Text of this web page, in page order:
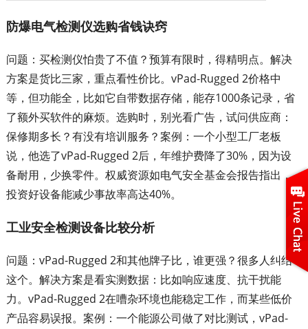
防爆电气检测仪选购省钱诀窍
问题：买检测仪怕贵了不值？预算有限时，得精明点。解决
方案是货比三家，重点看性价比。vPad-Rugged 2价格中
等，但功能全，比如它自带数据存储，能存1000条记录，省
了额外买软件的麻烦。选购时，别光看广告，试问供应商：
保修期多长？有没有培训服务？案例：一个小型工厂老板
说，他选了vPad-Rugged 2后，年维护费降了30%，因为设
备耐用，少换零件。权威资源如电气安全基金会报告指出，
投资好设备能减少事故率高达40%。
工业安全检测设备比较分析
问题：vPad-Rugged 2和其他牌子比，谁更强？很多人纠结
这个。解决方案是看实测数据：比如响应速度、抗干扰能
力。vPad-Rugged 2在嘈杂环境也能稳定工作，而某些低价
产品容易误报。案例：一个能源公司做了对比测试，vPad-